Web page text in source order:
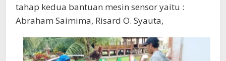
tahap kedua bantuan mesin sensor yaitu :
Abraham Saimima, Risard O. Syauta,